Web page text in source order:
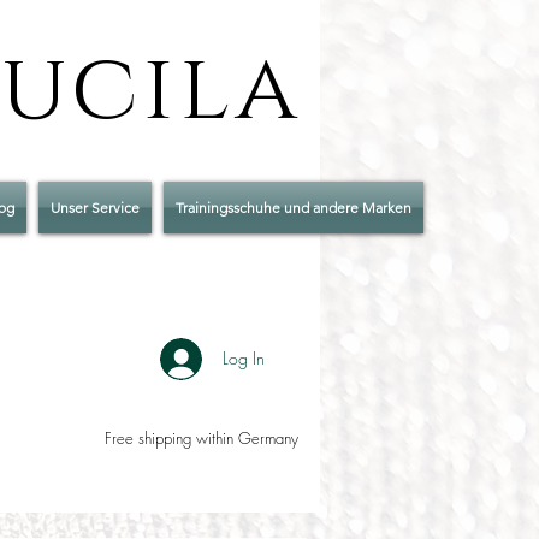
Log In
Free shipping within Germany
Unser Service Trainingsschuhe und andere Marken